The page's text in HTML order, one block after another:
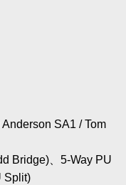
SA1 / Tom
Bridge)、5-Way PU
Split)